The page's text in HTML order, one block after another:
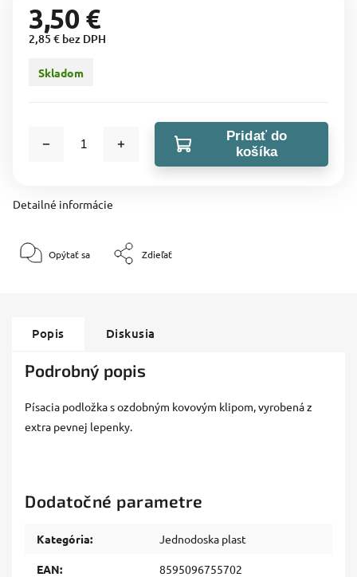
3,50 €
2,85 € bez DPH
Skladom
Pridať do
košíka
Detailné informácie
Opýtať sa Zdieľať
Popis Diskusia
Podrobný popis
Písacia podložka s ozdobným kovovým klipom, vyrobená z
extra pevnej lepenky.
Dodatočné parametre
Kategória: Jednodoska plast
EAN: 8595096755702